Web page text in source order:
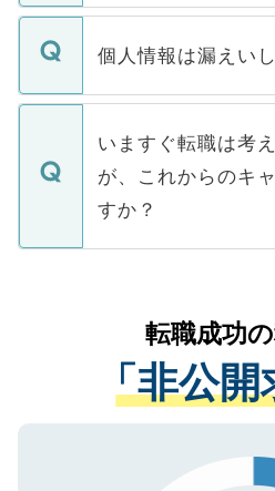
ません。
■応募殺到を避ける
関を公にしてしまう
に、医療機関が求め
みを人材紹介会社に
ています。
転職・入職を強要す
ん。また、仮に応募
定を承諾する必要は
の辞退の連絡はキャ
個人情報は漏えい
個人情報が漏えいす
で、ご安心ください
などで収集したご登
ご本人のキャリアア
支援を目的に使用い
ているすべての個人
は、個人情報の取り
管理基準を満たした
る、プライバシーマ
で、機密保持に関し
いますぐ転職は考
が、これからのキ
すか？
かがいして、現在の
経験をまじえながら
させていただきます
ない方には、長期的
ので、まずはご登録
転職成功
「非公開